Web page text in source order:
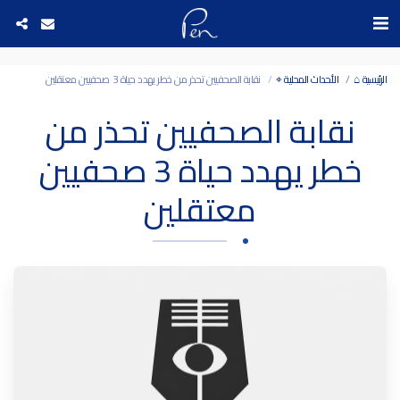
الرئيسية ⌂ الأحداث المحلية ⌖ نقابة الصحفيين تحذر من خطر يهدد حياة 3 صحفيين معتقلين
نقابة الصحفيين تحذر من
خطر يهدد حياة 3 صحفيين
معتقلين